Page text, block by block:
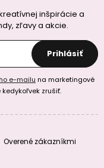
inšpirácie a
zľavy a akcie.
Prihlásiť
e-mailu na marketingové
kedykoľvek zrušiť.
Overené zákazníkmi